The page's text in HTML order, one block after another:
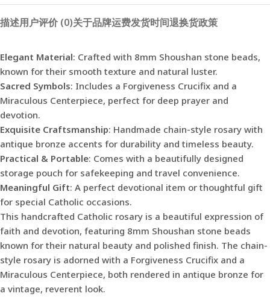
描述用户评价 (0)关于品牌运费发货时间退换货政策
Elegant Material: Crafted with 8mm Shoushan stone beads,
known for their smooth texture and natural luster.
Sacred Symbols: Includes a Forgiveness Crucifix and a
Miraculous Centerpiece, perfect for deep prayer and
devotion.
Exquisite Craftsmanship: Handmade chain-style rosary with
antique bronze accents for durability and timeless beauty.
Practical & Portable: Comes with a beautifully designed
storage pouch for safekeeping and travel convenience.
Meaningful Gift: A perfect devotional item or thoughtful gift
for special Catholic occasions.
This handcrafted Catholic rosary is a beautiful expression of
faith and devotion, featuring 8mm Shoushan stone beads
known for their natural beauty and polished finish. The chain-
style rosary is adorned with a Forgiveness Crucifix and a
Miraculous Centerpiece, both rendered in antique bronze for
a vintage, reverent look.